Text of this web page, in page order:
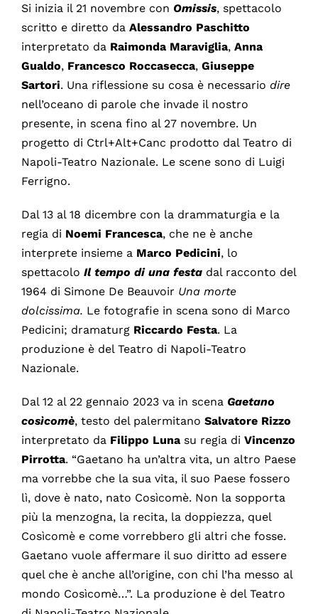
Si inizia il 21 novembre con Omissis, spettacolo
scritto e diretto da Alessandro Paschitto
interpretato da Raimonda Maraviglia, Anna
Gualdo,Francesco Roccasecca,Giuseppe
Sartori. Una riflessione su cosa è necessario dire
nell’oceano di parole che invade il nostro
presente, in scena fino al 27 novembre. Un
progetto di Ctrl+Alt+Canc prodotto dal Teatro di
Napoli-Teatro Nazionale. Le scene sono di Luigi
Ferrigno.
Dal 13 al 18 dicembre con la drammaturgia e la
regia di Noemi Francesca, che ne è anche
interprete insieme a Marco Pedicini, lo
spettacolo Il tempo di una festadal racconto del
1964 di Simone De Beauvoir Una morte
dolcissima. Le fotografie in scena sono di Marco
Pedicini; dramaturg Riccardo Festa. La
produzione è del Teatro di Napoli-Teatro
Nazionale.
Dal 12 al 22 gennaio 2023 va in scena Gaetano
cosìcomè, testo del palermitano Salvatore Rizzo
interpretato da Filippo Luna su regia di Vincenzo
Pirrotta. “Gaetano ha un’altra vita, un altro Paese
ma vorrebbe che la sua vita, il suo Paese fossero
lì, dove è nato, nato Cosìcomè. Non la sopporta
più la menzogna, la recita, la doppiezza, quel
Cosìcomè e come vorrebbero gli altri che fosse.
Gaetano vuole affermare il suo diritto ad essere
quel che è anche all’origine, con chi l’ha messo al
mondo Cosìcomè…”. La produzione è del Teatro